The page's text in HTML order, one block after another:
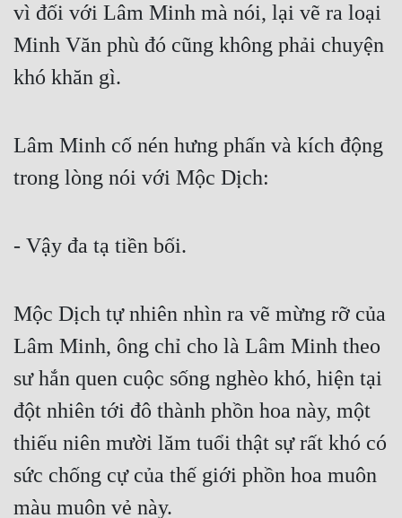
vì đối với Lâm Minh mà nói, lại vẽ ra loại
Minh Văn phù đó cũng không phải chuyện
khó khăn gì.
Lâm Minh cố nén hưng phấn và kích động
trong lòng nói với Mộc Dịch:
- Vậy đa tạ tiền bối.
Mộc Dịch tự nhiên nhìn ra vẽ mừng rỡ của
Lâm Minh, ông chỉ cho là Lâm Minh theo
sư hắn quen cuộc sống nghèo khó, hiện tại
đột nhiên tới đô thành phồn hoa này, một
thiếu niên mười lăm tuổi thật sự rất khó có
sức chống cự của thế giới phồn hoa muôn
màu muôn vẻ này.